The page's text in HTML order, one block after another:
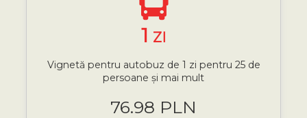
1 ZI
Vignetă pentru autobuz de 1 zi pentru 25 de
persoane și mai mult
76.98 PLN